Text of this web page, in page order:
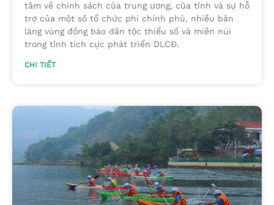
tâm về chính sách của trung ương, của tỉnh và sự hỗ
trợ của một số tổ chức phi chính phủ, nhiều bản
làng vùng đồng bào dân tộc thiểu số và miền núi
trong tỉnh tích cực phát triển DLCĐ.
CHI TIẾT